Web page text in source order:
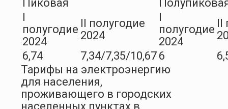
Пиковая
полугодие
2024
II полугодие
2024
полугодие
2024
6,74
7,34/7,35/10,67 6
Тарифы на электроэнергию
для населения,
проживающего в городских
населенных пунктах в